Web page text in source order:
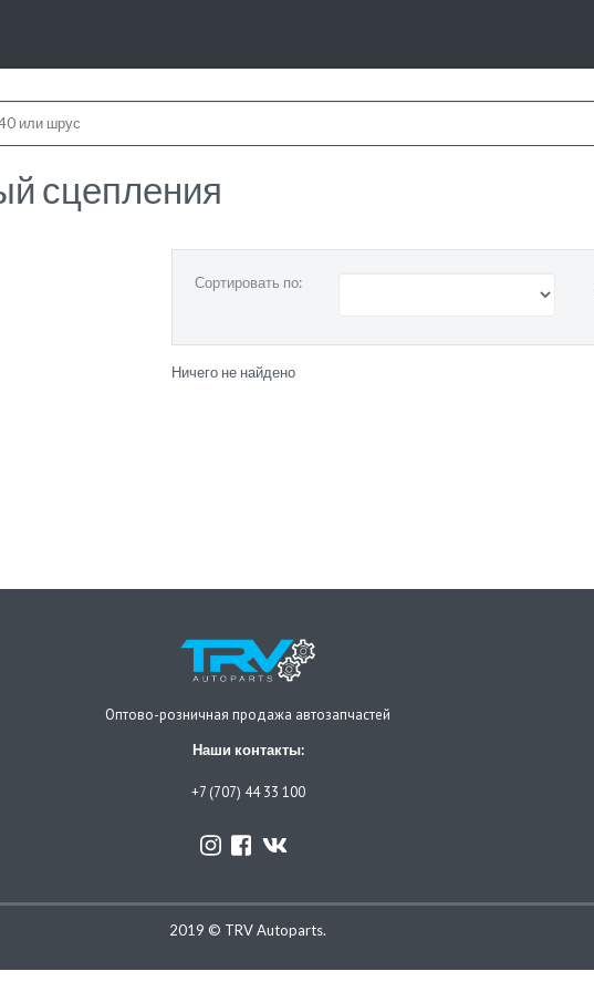
сцепления
Сортировать по:
Ничего не найдено
Оптово-розничная продажа автозапчастей
Наши контакты:
+7 (707) 44 33 100
2019 © TRV Autoparts.